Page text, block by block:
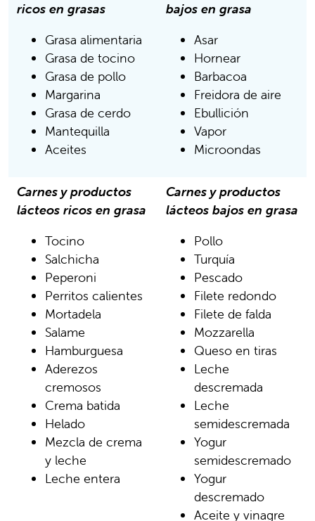
ricos en grasas
Grasa alimentaria
Grasa de tocino
Grasa de pollo
Margarina
Grasa de cerdo
Mantequilla
Aceites
bajos en grasa
Asar
Hornear
Barbacoa
Freidora de aire
Ebullición
Vapor
Microondas
Carnes y productos
lácteos ricos en grasa
Tocino
Salchicha
Peperoni
Perritos calientes
Mortadela
Salame
Hamburguesa
Aderezos
cremosos
Crema batida
Helado
Mezcla de crema
y leche
Leche entera
Carnes y productos
lácteos bajos en grasa
Pollo
Turquía
Pescado
Filete redondo
Filete de falda
Mozzarella
Queso en tiras
Leche
descremada
Leche
semidescremada
Yogur
semidescremado
Yogur
descremado
Aceite y vinagre